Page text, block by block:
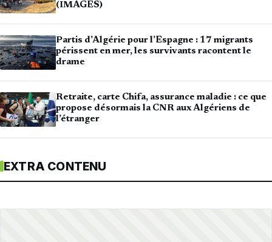
(IMAGES)
Partis d’Algérie pour l’Espagne : 17 migrants
périssent en mer, les survivants racontent le
drame
Retraite, carte Chifa, assurance maladie : ce que
propose désormais la CNR aux Algériens de
l’étranger
EXTRA CONTENU